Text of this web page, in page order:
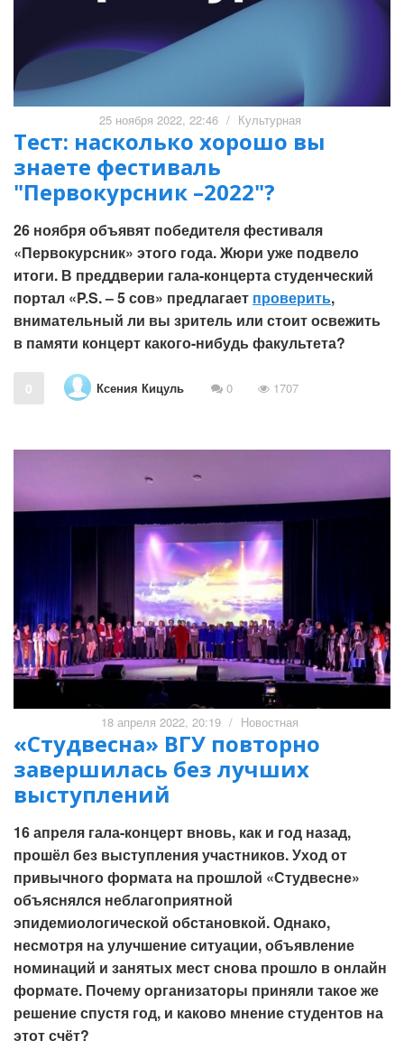
25 ноября 2022, 22:46 / Культурная
Тест: насколько хорошо вы
знаете фестиваль
"Первокурсник –2022"?
26 ноября объявят победителя фестиваля
«Первокурсник» этого года. Жюри уже подвело
итоги. В преддверии гала-концерта студенческий
портал «P.S. – 5 сов» предлагает проверить,
внимательный ли вы зритель или стоит освежить
в памяти концерт какого-нибудь факультета?
0 Ксения Кицуль 0 1707
18 апреля 2022, 20:19 / Новостная
«Студвесна» ВГУ повторно
завершилась без лучших
выступлений
16 апреля гала-концерт вновь, как и год назад,
прошёл без выступления участников. Уход от
привычного формата на прошлой «Студвесне»
объяснялся неблагоприятной
эпидемиологической обстановкой. Однако,
несмотря на улучшение ситуации, объявление
номинаций и занятых мест снова прошло в онлайн
формате. Почему организаторы приняли такое же
решение спустя год, и каково мнение студентов на
этот счёт?